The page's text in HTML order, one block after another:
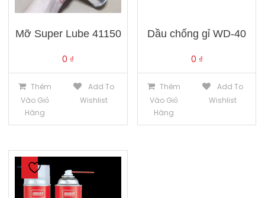
Mỡ Super Lube 41150
0 ₫
Thêm
Vào Giỏ
Hàng
Add To
Wishlist
Dầu chống gỉ WD-40
0 ₫
Thêm
Vào Giỏ
Hàng
Add To
Wishlist